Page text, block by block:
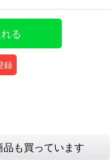
る
録
も買っています